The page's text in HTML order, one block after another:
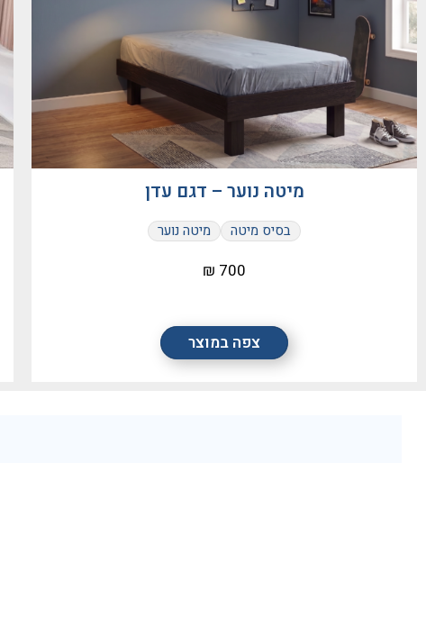
צפה במוצר
מיטה נוער – דגם עדן
בסיס מיטה מיטה נוער
700 ₪